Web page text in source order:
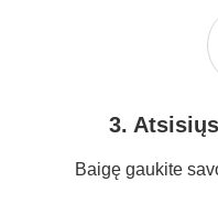
3.
Baigę gaukite